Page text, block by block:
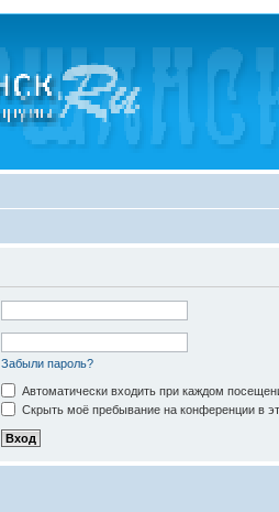
Забыли пароль?
Автоматически входить при каждом
Скрыть моё пребывание на конференции в